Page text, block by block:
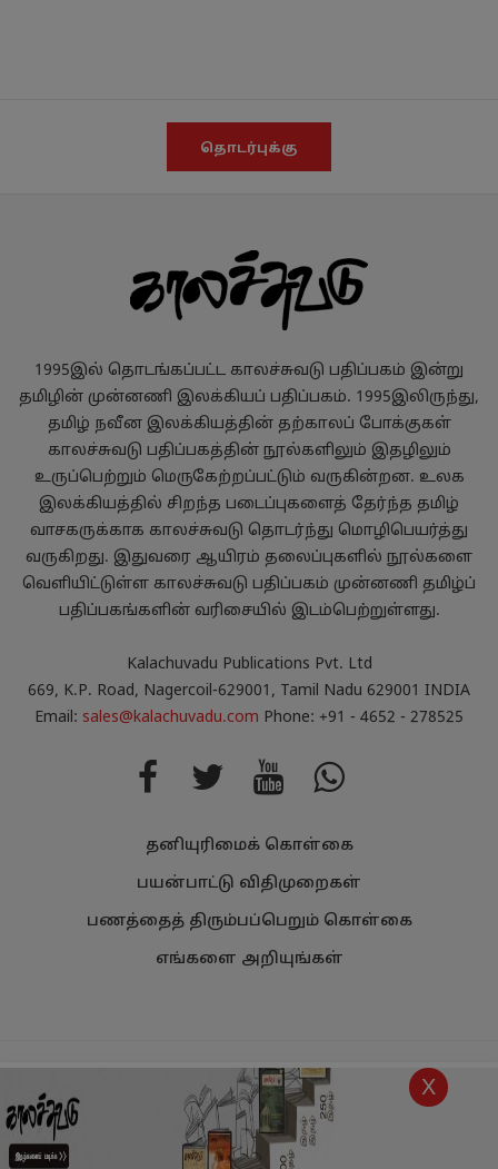
X
தொடர்புக்கு
1995இல் தொடங்கப்பட்ட காலச்சுவடு பதிப்பகம் இன்று
தமிழின் முன்னணி இலக்கியப் பதிப்பகம். 1995இலிருந்து,
தமிழ் நவீன இலக்கியத்தின் தற்காலப் போக்குகள்
காலச்சுவடு பதிப்பகத்தின் நூல்களிலும் இதழிலும்
உருப்பெற்றும் மெருகேற்றப்பட்டும் வருகின்றன. உலக
இலக்கியத்தில் சிறந்த படைப்புகளைத் தேர்ந்த தமிழ்
வாசகருக்காக காலச்சுவடு தொடர்ந்து மொழிபெயர்த்து
வருகிறது. இதுவரை ஆயிரம் தலைப்புகளில் நூல்களை
வெளியிட்டுள்ள காலச்சுவடு பதிப்பகம் முன்னணி தமிழ்ப்
பதிப்பகங்களின் வரிசையில் இடம்பெற்றுள்ளது.
Kalachuvadu Publications Pvt. Ltd
669, K.P. Road, Nagercoil-629001, Tamil Nadu 629001 INDIA
Email: sales@kalachuvadu.com Phone: +91 - 4652 - 278525
தனியுரிமைக் கொள்கை
பயன்பாட்டு விதிமுறைகள்
பணத்தைத் திரும்பப்பெறும் கொள்கை
எங்களை அறியுங்கள்
Copyright Kalachuvadu Publications Pvt Ltd 2021.
All Rights
Reserved